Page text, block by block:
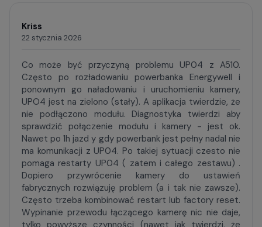
Kriss
22 stycznia 2026
Co może być przyczyną problemu UP04 z A510.
Często po rozładowaniu powerbanka Energywell i
ponownym go naładowaniu i uruchomieniu kamery,
UPO4 jest na zielono (stały). A aplikacja twierdzie, że
nie podłączono modułu. Diagnostyka twierdzi aby
sprawdzić połączenie modułu i kamery - jest ok.
Nawet po 1h jazd y gdy powerbank jest pełny nadal nie
ma komunikacji z UP04. Po takiej sytuacji czesto nie
pomaga restarty UP04 ( zatem i całego zestawu) .
Dopiero przywrócenie kamery do ustawień
fabrycznych rozwiązuję problem (a i tak nie zawsze).
Często trzeba kombinować restart lub factory reset.
Wypinanie przewodu łączącego kamerę nic nie daje,